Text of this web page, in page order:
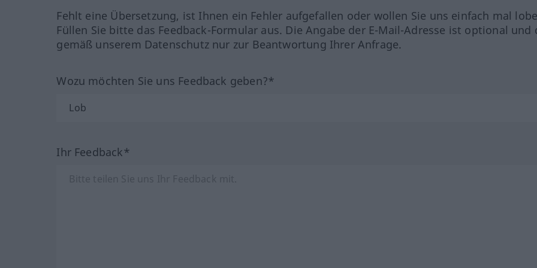
Fehlt eine Übersetzung, ist Ihnen ein Fehler aufgefallen oder wollen Sie uns einfach mal
Füllen Sie bitte das Feedback-Formular aus. Die Angabe der E-Mail-Adresse ist optional und
gemäß unserem Datenschutz nur zur Beantwortung Ihrer Anfrage.
Wozu möchten Sie uns Feedback geben?*
Ihr Feedback*